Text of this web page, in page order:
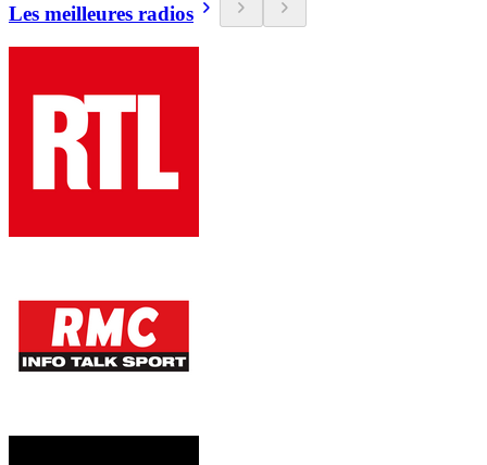
Les meilleures radios